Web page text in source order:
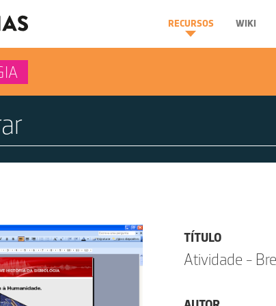
RECURSOS WIKI
TÍTULO
Atividade -